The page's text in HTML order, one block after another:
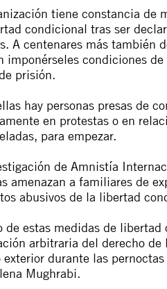
tiene constancia de
condicional tras ser de
A centenares más también
imponérseles condiciones de
prisión.
hay personas presas de
en protestas o en
para empezar.
de Amnistía
amenazan a familiares de
abusivos de la libertad con
de estas medidas de libertad
arbitraria del derecho de
exterior durante las pernocta
Mughrabi.